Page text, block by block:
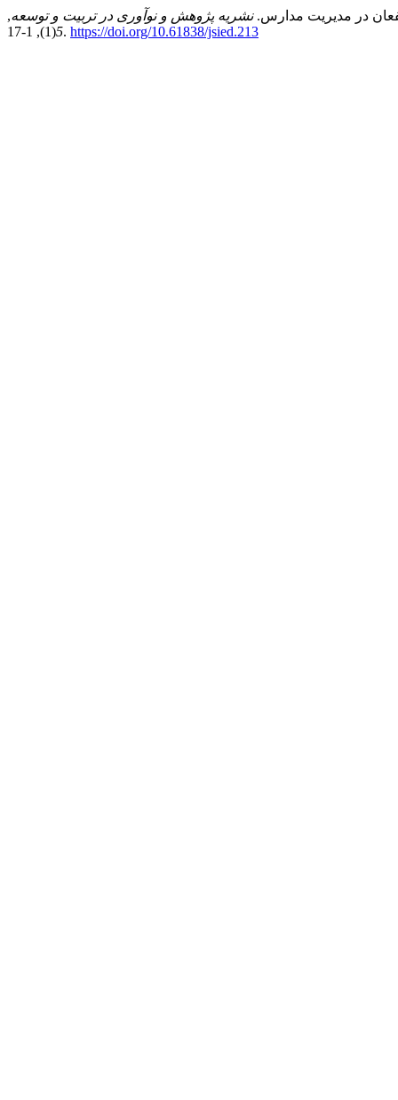
نشریه پژوهش و نوآوری در تربیت و توسعه,
5(1), 1-17. https://doi.org/10.61838/jsied.213